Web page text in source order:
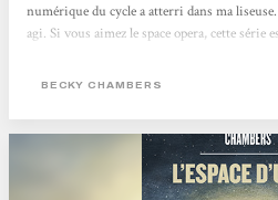
numérique du cycle a atterri dans ma
agi. Si vous aimez le space opera, cette série
chez vous après une journée pluvieuse. La
BECKY CHAMBERS